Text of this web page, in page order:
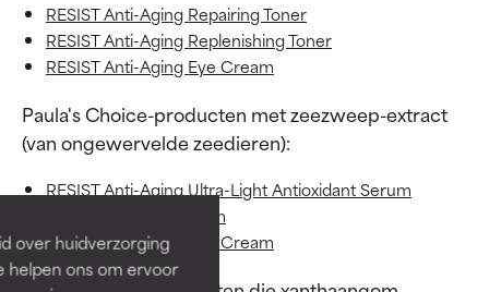
over huidverzorging
helpen ons om ervoor
RESIST Anti-Aging Repairing Toner
RESIST Anti-Aging Replenishing Toner
RESIST Anti-Aging Eye Cream
Paula's Choice-producten met zeezweep-extract
(van ongewervelde zeedieren):
RESIST Anti-Aging Ultra-Light Antioxidant Serum
CALM Repairing Serum
RESIST Anti-Aging Eye Cream